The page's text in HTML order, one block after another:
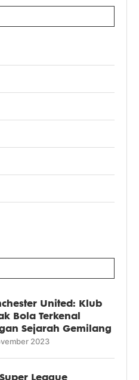
United: Klub
Bola Terkenal
Sejarah Gemilang
2023
League